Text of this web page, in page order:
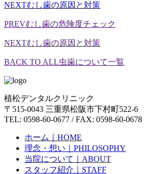
NEXTむし歯の原因と対策
PREVむし歯の危険度チェック
NEXTむし歯の原因と対策
BACK TO ALL虫歯について一覧
植松デンタルクリニック
〒515-0043 三重県松阪市下村町522-6
TEL: 0598-60-0677 / FAX: 0598-60-0678
ホーム｜ HOME
理念・想い｜ PHILOSOPHY
当院について｜ ABOUT
スタッフ紹介｜ STAFF